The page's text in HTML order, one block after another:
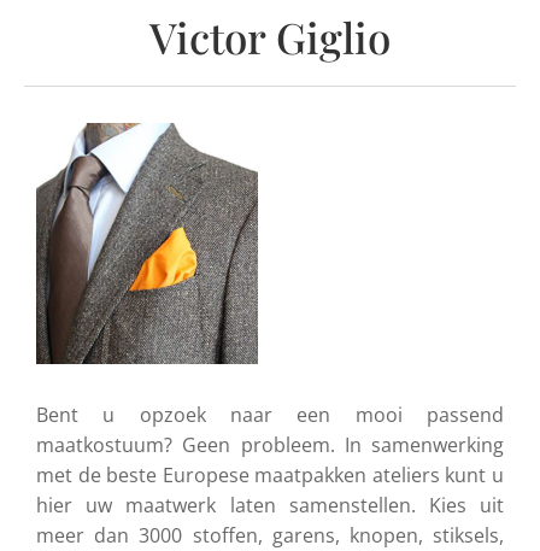
Victor Giglio
Bent u opzoek naar een mooi passend
maatkostuum? Geen probleem. In samenwerking
met de beste Europese maatpakken ateliers kunt u
hier uw maatwerk laten samenstellen. Kies uit
meer dan 3000 stoffen, garens, knopen, stiksels,